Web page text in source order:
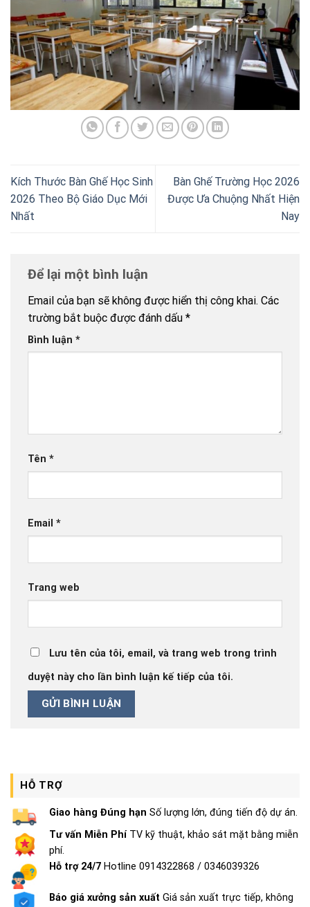
Kích Thước Bàn Ghế Học Sinh
2026 Theo Bộ Giáo Dục Mới
Nhất
Bàn Ghế Trường Học 2026
Được Ưa Chuộng Nhất Hiện
Nay
Để lại một bình luận
Email của bạn sẽ không được hiển thị công khai. Các
trường bắt buộc được đánh dấu *
Bình luận *
Tên *
Email *
Trang web
Lưu tên của tôi, email, và trang web trong trình
duyệt này cho lần bình luận kế tiếp của tôi.
HỖ TRỢ
Giao hàng Đúng hạn Số lượng lớn, đúng tiến độ dự án.
Tư vấn Miễn Phí TV kỹ thuật, khảo sát mặt bằng miễn
phí.
Hỗ trợ 24/7 Hotline 0914322868 / 0346039326
Báo giá xưởng sản xuất Giá sản xuất trực tiếp, không